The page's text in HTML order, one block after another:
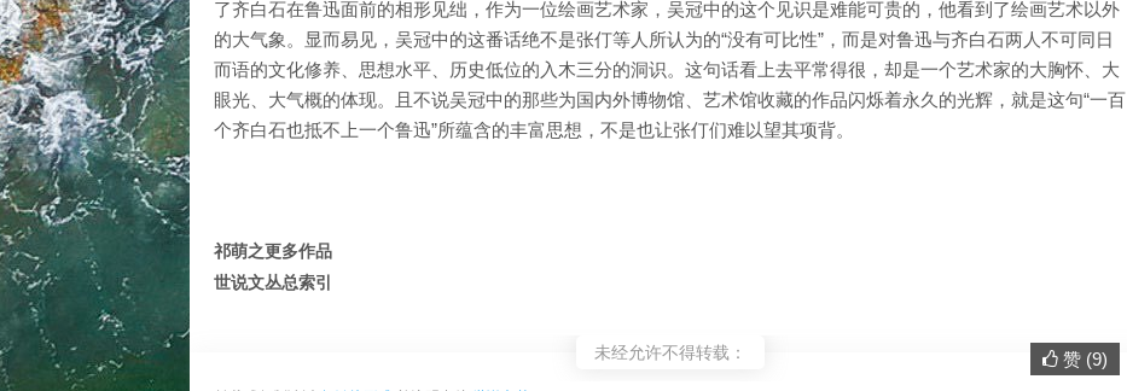
了齐白石在鲁迅面前的相形见绌，作为一位绘画艺术家，吴冠中的这个见识是难能可贵的，他看到了绘画艺术以外
的大气象。显而易见，吴冠中的这番话绝不是张仃等人所认为的“没有可比性”，而是对鲁迅与齐白石两人不可同日
而语的文化修养、思想水平、历史低位的入木三分的洞识。这句话看上去平常得很，却是一个艺术家的大胸怀、大
眼光、大气概的体现。且不说吴冠中的那些为国内外博物馆、艺术馆收藏的作品闪烁着永久的光辉，就是这句“一百
个齐白石也抵不上一个鲁迅”所蕴含的丰富思想，不是也让张仃们难以望其项背。
祁萌之更多作品
世说文丛总索引
赞 (9)
未经允许不得转载：